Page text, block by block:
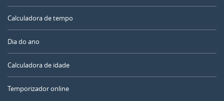
Calculadora de tempo
Dia do ano
Calculadora de idade
Temporizador online